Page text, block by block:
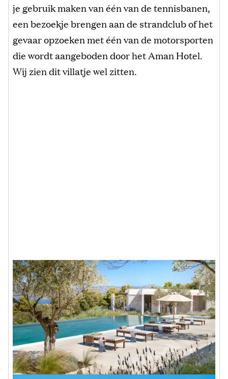
je gebruik maken van één van de tennisbanen,
een bezoekje brengen aan de strandclub of het
gevaar opzoeken met één van de motorsporten
die wordt aangeboden door het Aman Hotel.
Wij zien dit villatje wel zitten.